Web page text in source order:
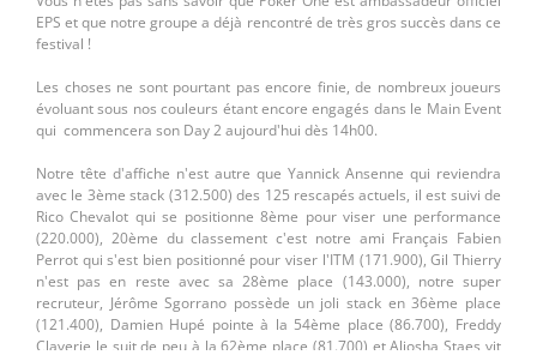
Aussi avons-nous eu la chance, ce jeudi, d'être accueillis pour une
séance d'essayages nous permettant de nous habiller de la plus belle
tact et de patience: les conseils modes furent nombreux et justes,
entrecoupés d'anecdotes culturelles sur la musique, les 33 tours et
tout ce qui transforme de simples essais vestimentaires en un
véritable moment détente.
EPS et que notre groupe a déjà rencontré de très gros succès dans ce
festival !
Les choses ne sont pourtant pas encore finie, de nombreux joueurs
évoluant sous nos couleurs étant encore engagés dans le Main Event
qui commencera son Day 2 aujourd'hui dès 14h00.
Notre tête d'affiche n'est autre que Yannick Ansenne qui reviendra
avec le 3ème stack (312.500) des 125 rescapés actuels, il est suivi de
Rico Chevalot qui se positionne 8ème pour viser une performance
(220.000), 20ème du classement c'est notre ami Français Fabien
Perrot qui s'est bien positionné pour viser l'ITM (171.900), Gil Thierry
n'est pas en reste avec sa 28ème place (143.000), notre super
recruteur, Jérôme Sgorrano possède un joli stack en 36ème place
(121.400), Damien Hupé pointe à la 54ème place (86.700), Freddy
Claverie le suit de peu à la 62ème place (81.700) et Aliosha Staes vit